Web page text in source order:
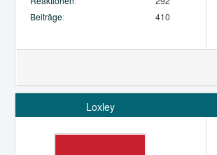
Beiträge
410
Loxley